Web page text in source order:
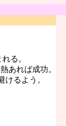
る。
あれば成功。
るよう。